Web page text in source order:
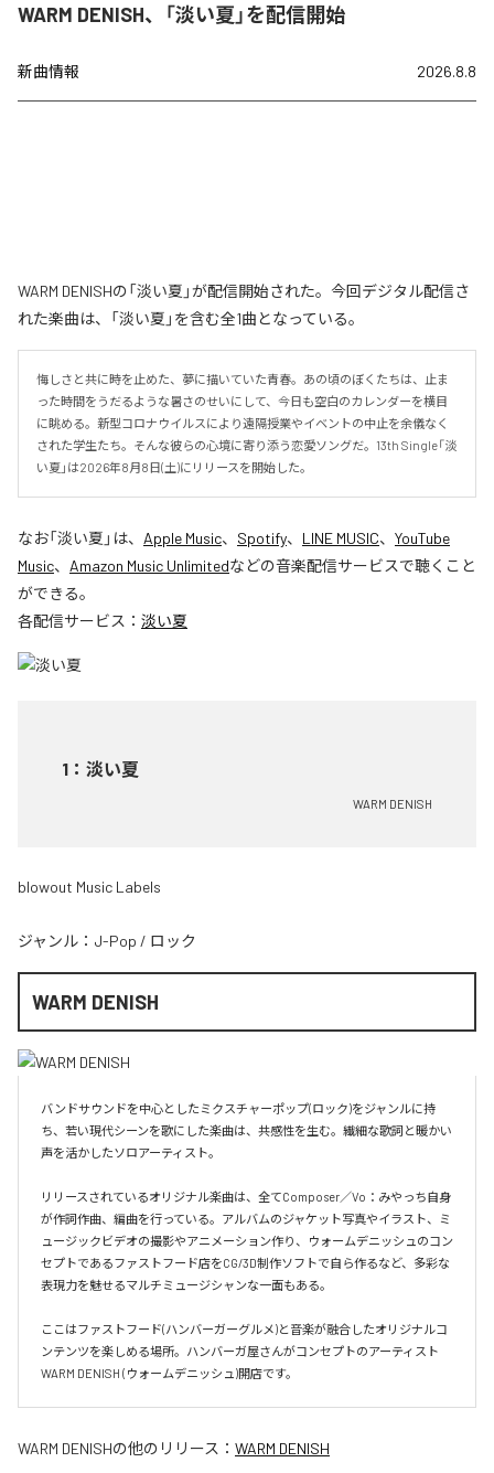
WARM DENISH、「淡い夏」を配信開始
新曲情報 2026.8.8
WARM DENISHの「淡い夏」が配信開始された。今回デジタル配信さ
れた楽曲は、「淡い夏」を含む全1曲となっている。
悔しさと共に時を止めた、夢に描いていた青春。あの頃のぼくたちは、止ま
った時間をうだるような暑さのせいにして、今日も空白のカレンダーを横目
に眺める。新型コロナウイルスにより遠隔授業やイベントの中止を余儀なく
された学生たち。そんな彼らの心境に寄り添う恋愛ソングだ。13th Single「淡
い夏」は2026年8月8日(土)にリリースを開始した。
なお「淡い夏 」は、 Apple Music、 Spotify、 LINE MUSIC、 YouTube
Music、 Amazon Music Unlimitedなどの音楽配信サービスで聴くこと
ができる。
各配信サービス： 淡い夏
1 ： 淡い夏
WARM DENISH
blowout Music Labels
ジャンル： J-Pop / ロック
WARM DENISH
バンドサウンドを中心としたミクスチャーポップ(ロック)をジャンルに持
ち、若い現代シーンを歌にした楽曲は、共感性を生む。繊細な歌詞と暖かい
声を活かしたソロアーティスト。
リリースされているオリジナル楽曲は、全てComposer／Vo：みやっち自身
が作詞作曲、編曲を行っている。アルバムのジャケット写真やイラスト、ミ
ュージックビデオの撮影やアニメーション作り、ウォームデニッシュのコン
セプトであるファストフード店をCG/3D制作ソフトで自ら作るなど、多彩な
表現力を魅せるマルチミュージシャンな一面もある。
ここはファストフード(ハンバーガーグルメ)と音楽が融合したオリジナルコ
ンテンツを楽しめる場所。ハンバーガ屋さんがコンセプトのアーティスト
WARM DENISH (ウォームデニッシュ)開店です。
WARM DENISHの他のリリース： WARM DENISH